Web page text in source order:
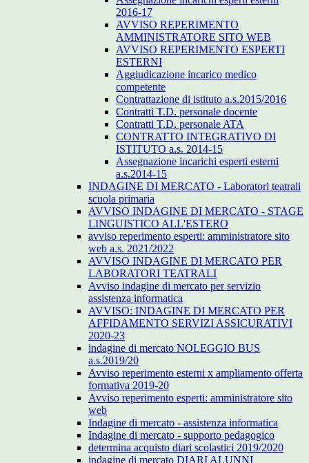
2016-17
AVVISO REPERIMENTO
AMMINISTRATORE SITO WEB
AVVISO REPERIMENTO ESPERTI
ESTERNI
Aggiudicazione incarico medico
competente
Contrattazione di istituto a.s.2015/2016
Contratti T.D. personale docente
Contratti T.D. personale ATA
CONTRATTO INTEGRATIVO DI
ISTITUTO a.s. 2014-15
Assegnazione incarichi esperti esterni
a.s.2014-15
INDAGINE DI MERCATO - Laboratori teatrali
scuola primaria
AVVISO INDAGINE DI MERCATO - STAGE
LINGUISTICO ALL'ESTERO
avviso reperimento esperti: amministratore sito
web a.s. 2021/2022
AVVISO INDAGINE DI MERCATO PER
LABORATORI TEATRALI
Avviso indagine di mercato per servizio
assistenza informatica
AVVISO: INDAGINE DI MERCATO PER
AFFIDAMENTO SERVIZI ASSICURATIVI
2020-23
indagine di mercato NOLEGGIO BUS
a.s.2019/20
Avviso reperimento esterni x ampliamento offerta
formativa 2019-20
Avviso reperimento esperti: amministratore sito
web
Indagine di mercato - assistenza informatica
Indagine di mercato - supporto pedagogico
determina acquisto diari scolastici 2019/2020
indagine di mercato DIARI ALUNNI